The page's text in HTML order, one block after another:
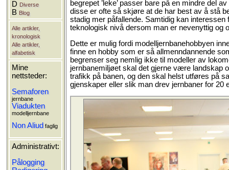
D Diverse
B Blog
Alle artikler,
kronologisk
Alle artikler,
alfabetisk
Mine
nettsteder:
Semaforen
jernbane
Viadukten
modelljernbane
Non Aliud faglig
Administrativt:
Pålogging
begrepet ’leke’ passer bare på en mindre del
disse er ofte så skjøre at de har best av å stå
stadig mer påfallende. Samtidig kan
teknologisk nivå dersom man er nevenyttig og
Dette er mulig fordi modelljernbanehobbyen
finne en hobby som er så allmenndannende
begrenser seg nemlig ikke til modeller av
jernbanemiljøet skal det gjerne være landskap
trafikk på banen, og den skal helst utføres på
gjenskaper eller slik man drev jernbaner for 20